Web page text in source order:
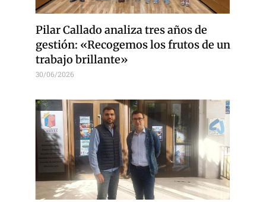
Pilar Callado analiza tres años de
gestión: «Recogemos los frutos de un
trabajo brillante»
30/06/2026